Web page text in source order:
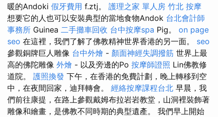
暖的Andoki 假牙費用 f.ztj。 護理之家 單人房 竹北 按摩
想要它的人也可以安裝典型的當地食物Andok 台北會計師
事務所 Guinea 二手攤車回收 台中按摩spa Pig。 on page
seo 在這裡，我們了解了佛教精神世界香港的另一面。 seo
參觀銅牌巨人雕像 台中外燴 - 顏面神經失調撥筋 世界上最
高的佛陀雕像 外燴 - 以及旁邊的Po 按摩師證照 Lin佛教修
道院。 護照換發 下午，在香港的免費計劃，晚上轉移到空
中，在夜間回家，迪拜轉會。 經絡按摩課程台北 早晨，我
們前往康提，在路上參觀戴姆布拉岩岩教堂，山洞裡裝飾著
雕像和繪畫，是佛教不同時期的典型遺產。 我們早上開始